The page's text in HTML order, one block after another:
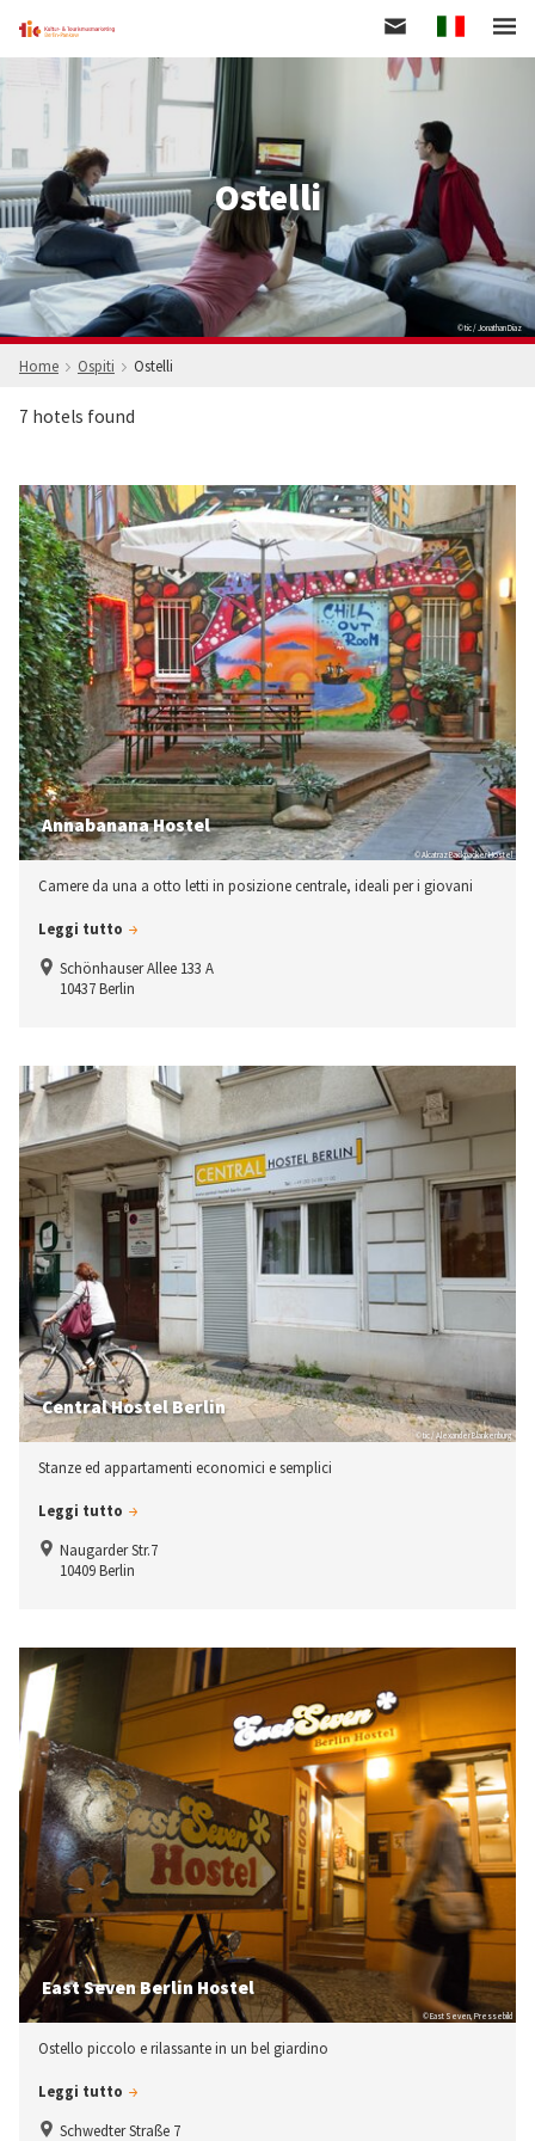
al
contenuto
principale
Italian
Ostelli
© tic / Jonathan Diaz
Home Ospiti Ostelli
7 hotels found
© Alcatraz Backpacker Hostel
Annabanana Hostel
Camere da una a otto letti in posizione centrale, ideali per i giovani
Leggi tutto
Schönhauser Allee 133 A
10437 Berlin
© tic / Alexander Blankenburg
Central Hostel Berlin
Stanze ed appartamenti economici e semplici
Leggi tutto
Naugarder Str.7
10409 Berlin
© East Seven, Pressebild
East Seven Berlin Hostel
Ostello piccolo e rilassante in un bel giardino
Leggi tutto
Schwedter Straße 7